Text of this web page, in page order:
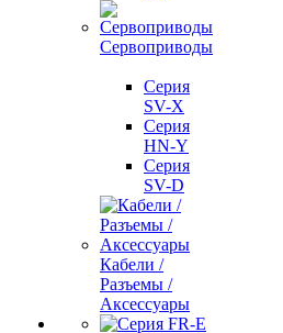
Сервоприводы
Серия
SV-X
Серия
HN-Y
Серия
SV-D
Кабели /
Разъемы /
Аксессуары